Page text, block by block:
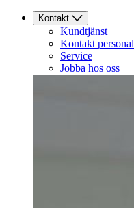
Kontakt
Kundtjänst
Kontakt personal
Service
Jobba hos oss